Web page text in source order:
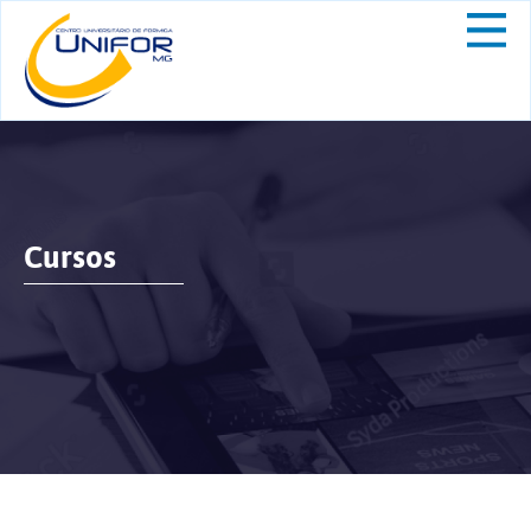
Cursos